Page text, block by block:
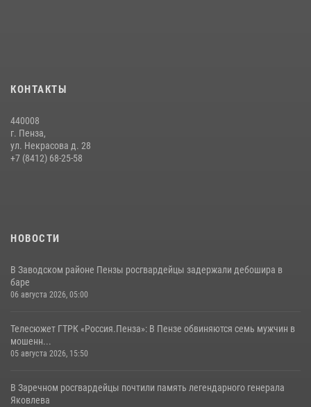
КОНТАКТЫ
440008
г. Пенза,
ул. Некрасова д. 28
+7 (8412) 68-25-58
НОВОСТИ
В Заводском районе Пензы росгвардейцы задержали дебошира в
баре
06 августа 2026, 05:00
Телесюжет ГТРК «Россия.Пенза»: В Пензе обвиняются семь мужчин в
мошенн...
05 августа 2026, 15:50
В Заречном росгвардейцы почтили память легендарного генерала
Яковлева